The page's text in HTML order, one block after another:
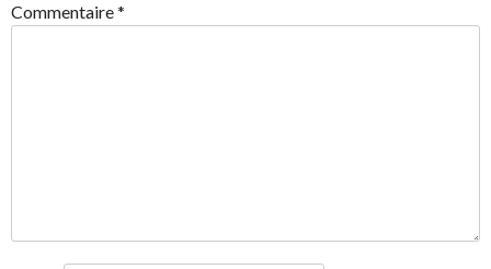
Commentaire*